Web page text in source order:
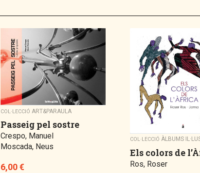
COL·LECCIÓ ART&PARAULA
Passeig pel sostre
Crespo, Manuel
Moscada, Neus
6,00€
COL·LECCIÓ ÀLBUMS
Els colors de
Ros, Roser